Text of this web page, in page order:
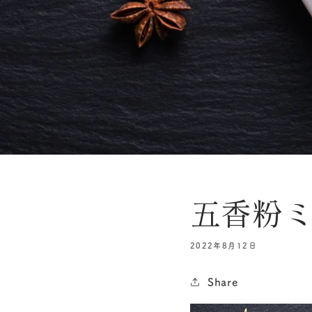
五香粉
2022年8月12日
Share